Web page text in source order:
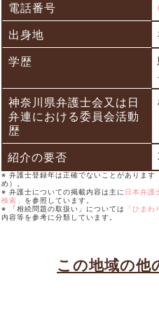
電話番号
出身地
学歴
神奈川県弁護士会又は日
弁連における委員会活動
歴
紹介の要否
※ 弁護士登録年は正確でないことがあります
め）。
※ 弁護士についての掲載内容は主に 日本弁護
検索」 を参照しています。
※ 「相続問題の取扱い」については
「ひまわ
内容等を参考に分類しています。
この地域の他